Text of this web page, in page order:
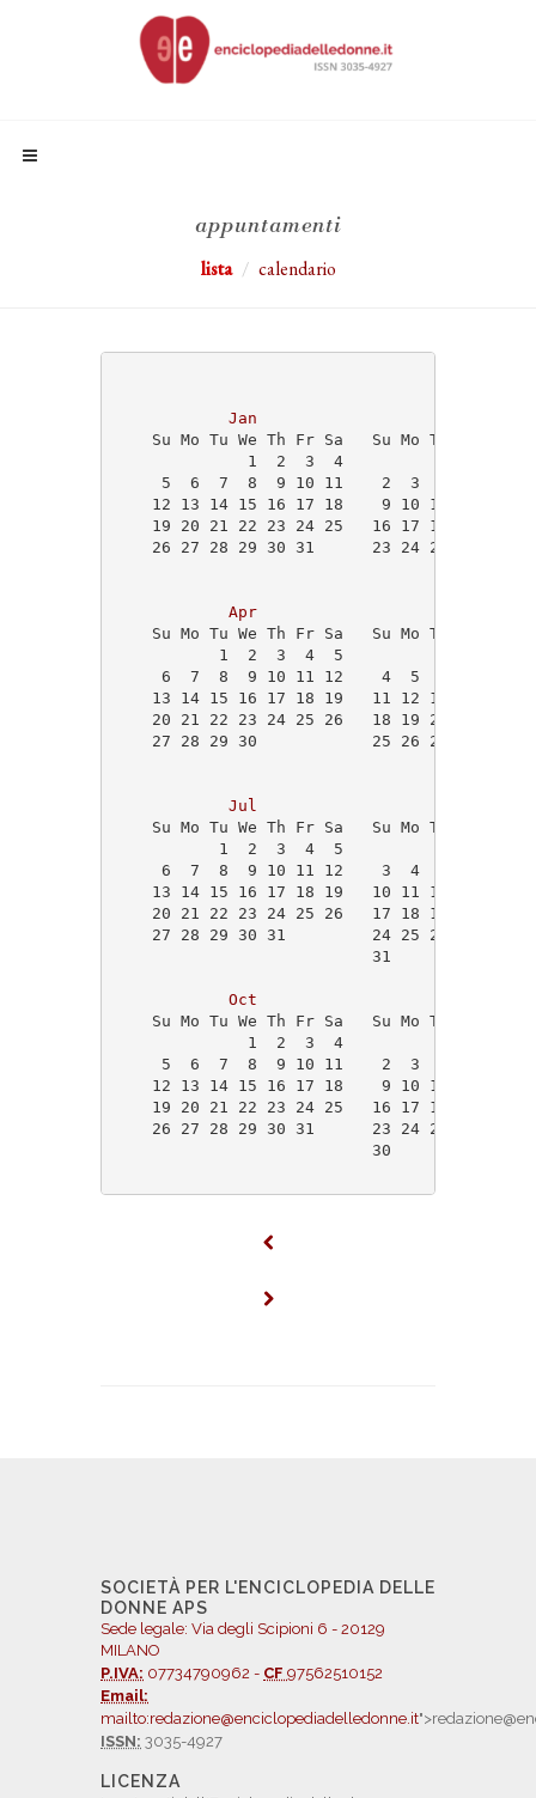
appuntamenti
lista calendario
Jan
Su Mo Tu We Th Fr Sa   Su Mo Tu We Th
1  2  3  4
5  6  7  8  9 10 11    2  3  4  5  6
12 13 14 15 16 17 18    9 10 11 12 13
19 20 21 22 23 24 25   16 17 18 19 20
26 27 28 29 30 31      23 24 25 26 27
Apr
Su Mo Tu We Th Fr Sa   Su Mo Tu We Th
1  2  3  4  5                1
6  7  8  9 10 11 12    4  5  6  7  8
13 14 15 16 17 18 19   11 12 13 14 15
20 21 22 23 24 25 26   18 19 20 21 22
27 28 29 30            25 26
Jul
Su Mo Tu We Th Fr Sa   Su Mo Tu We Th
1  2  3  4  5
6  7  8  9 10 11 12    3  4  5  6  7
13 14 15 16 17 18 19   10 11 12 13 14
20 21 22 23 24 25 26   17 18 19 20 21
27 28 29 30 31         24 25 26
Oct
Su Mo Tu We Th Fr Sa   Su Mo Tu We Th
1  2  3  4
5  6  7  8  9 10 11    2  3  4  5  6
12 13 14 15 16 17 18    9 10 11 12 13
19 20 21 22 23 24 25   16 17 18 19 20
26 27 28 29 30 31      23 24 25
SOCIETÀ PER L'ENCICLOPEDIA DELLE
DONNE APS
Sede legale: Via degli Scipioni 6 - 20129
MILANO
P.IVA: 07734790962 - CF 97562510152
Email:
mailto:redazione@enciclopediadelledonne.it
ISSN: 3035-4927
LICENZA